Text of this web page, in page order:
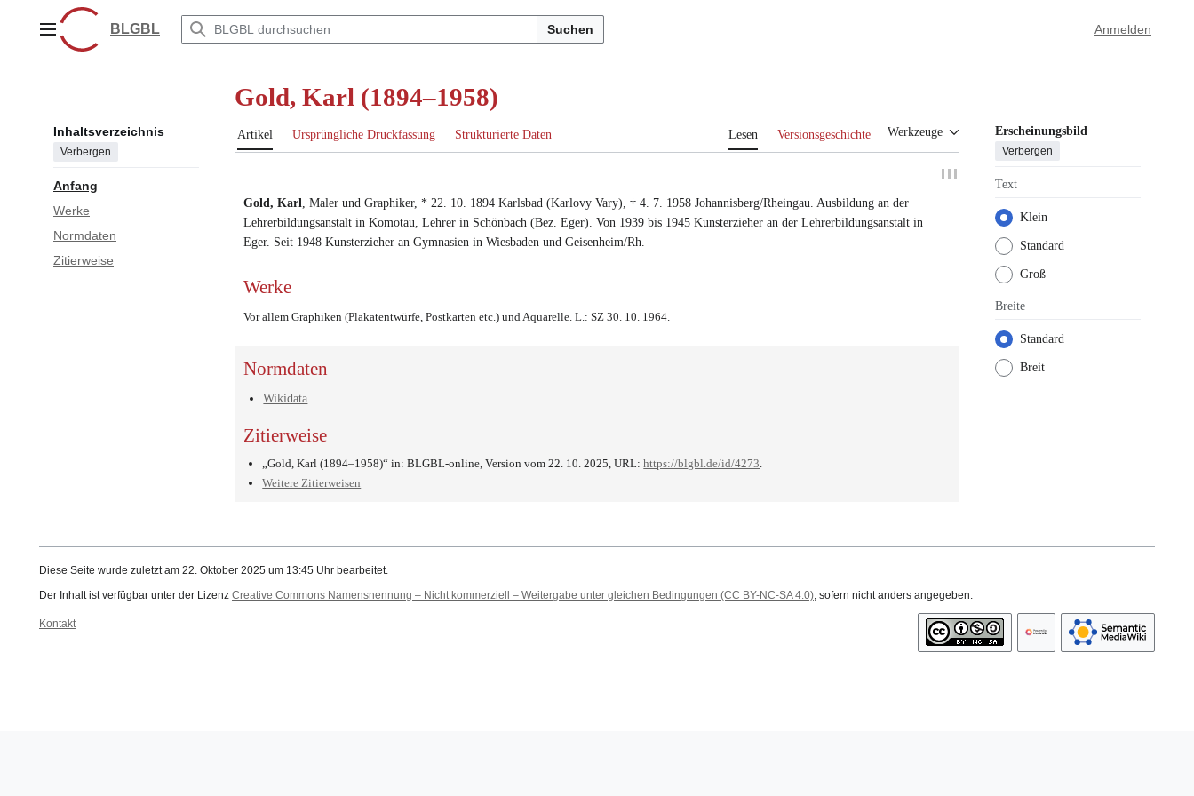
springenHauptmenüBLGBL Suchen Anmelden
Inhaltsverzeichnis
Verbergen
Anfang
Werke
Normdaten
Zitierweise
Gold, Karl (1894–1958)
Artikel Ursprüngliche Druckfassung Strukturierte Daten Lesen Versionsgeschichte Werkzeuge Erscheinungsbild
Verbergen
Text
Klein
Standard
Groß
Breite
Standard
Breit
Gold, Karl, Maler und Graphiker, * 22. 10. 1894 Karlsbad (Karlovy Vary), † 4. 7. 1958 Johannisberg/Rheingau. Ausbildung an der
Lehrerbildungsanstalt in Komotau, Lehrer in Schönbach (Bez. Eger). Von 1939 bis 1945 Kunsterzieher an der Lehrerbildungsanstalt in
Eger. Seit 1948 Kunsterzieher an Gymnasien in Wiesbaden und Geisenheim/Rh.
Werke
Vor allem Graphiken (Plakatentwürfe, Postkarten etc.) und Aquarelle. L.: SZ 30. 10. 1964.
Normdaten
Wikidata
Zitierweise
„Gold, Karl (1894–1958)“ in: BLGBL-online, Version vom 22. 10. 2025, URL:https://blgbl.de/id/4273.
Weitere Zitierweisen
Diese Seite wurde zuletzt am 22. Oktober 2025 um 13:45 Uhr bearbeitet.
Der Inhalt ist verfügbar unter der Lizenz Creative Commons Namensnennung – Nicht kommerziell – Weitergabe unter gleichen Bedingungen (CC BY-NC-SA 4.0), sofern nicht anders angegeben.
Kontakt